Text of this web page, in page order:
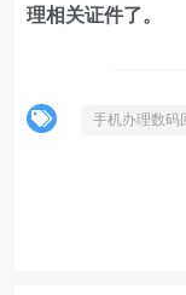
理相关证件了。
手机办理数码